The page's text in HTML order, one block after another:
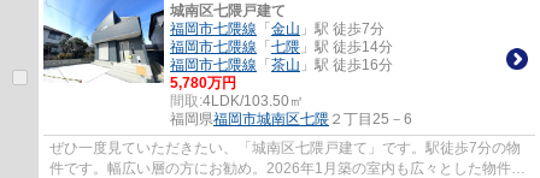
城南区七隈戸建て
福岡市七隈線 「 金山 」駅 徒歩7分
福岡市七隈線 「 七隈 」駅 徒歩14分
福岡市七隈線 「 茶山 」駅 徒歩16分
5,780万円
間取:4LDK/103.50㎡
福岡県福岡市城南区七隈 ２丁目25－6
ぜひ一度見ていただきたい、「城南区七隈戸建て」です。駅徒歩7分の物
件です。幅広い層の方にお勧め。2026年1月築の室内も広々とした物件で